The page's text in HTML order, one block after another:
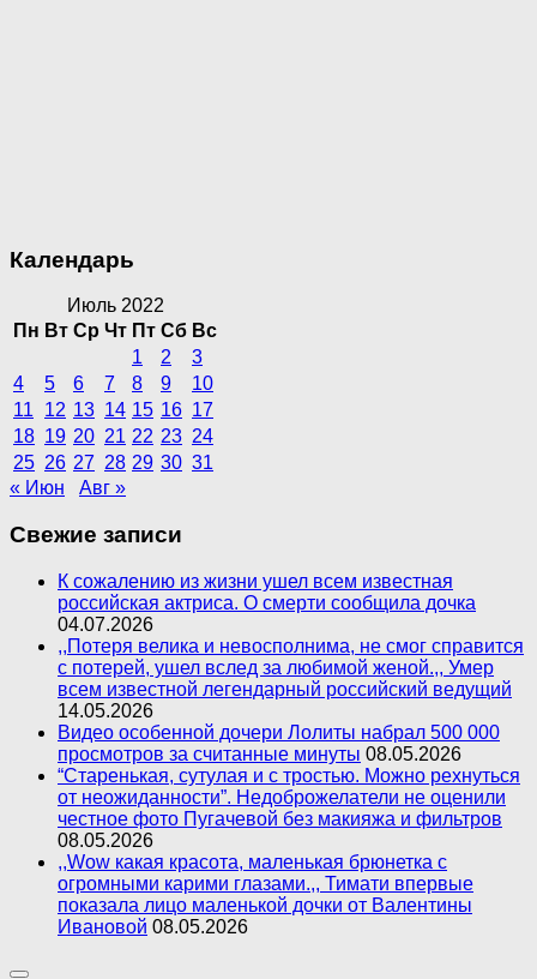
Календарь
Июль 2022
Пн Вт Ср Чт Пт Сб Вс
1
2
3
4
5 6 7 8 9
10
11
12 13 14 15 16 17
18 19 20 21 22 23 24
25 26 27 28 29 30 31
« Июн
Авг »
Свежие записи
К сожалению из жизни ушел всем известная
российская актриса. О смерти сообщила дочка
04.07.2026
,,Потеря велика и невосполнима, не смог справится
с потерей, ушел вслед за любимой женой.,, Умер
всем известной легендарный российский ведущий
14.05.2026
Видео особенной дочери Лолиты набрал 500 000
просмотров за считанные минуты 08.05.2026
“Старенькая, сутулая и с тростью. Можно рехнуться
от неожиданности”. Недоброжелатели не оценили
честное фото Пугачевой без макияжа и фильтров
08.05.2026
,,Wow какая красота, маленькая брюнетка с
огромными карими глазами.,, Тимати впервые
показала лицо маленькой дочки от Валентины
Ивановой 08.05.2026